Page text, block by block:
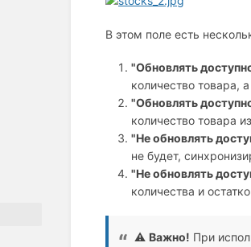
В этом поле есть
"Обновлять
количество товара,
"Обновлять
количество товара
"Не обновлять
не будет,
"Не обновлять
количества и
⚠️ Важно! При